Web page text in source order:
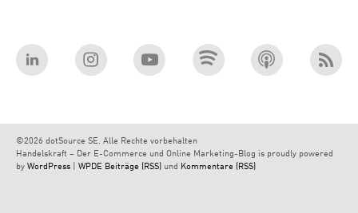
©2026 dotSource SE. Alle Rechte vorbehalten
Handelskraft – Der E-Commerce und Online Marketing-Blog is proudly powered
by WordPress WPDE Beiträge (RSS) und Kommentare (RSS)